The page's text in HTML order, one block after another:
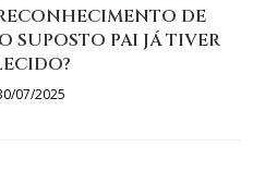
DE
SUPOSTO PAI JÁ TIVER
07/2025